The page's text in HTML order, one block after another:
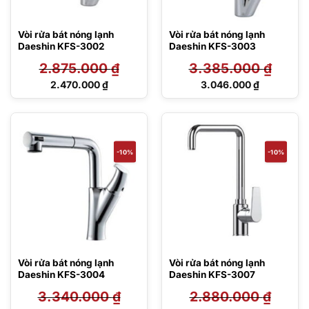
Vòi rửa bát nóng lạnh
Daeshin KFS-3002
2.875.000₫
Giá
2.875.000 ₫.
2.470.000₫
Giá
2.470.000 ₫.
Vòi rửa bát nóng lạnh
Daeshin KFS-3003
3.385.000₫
Giá
3.385.000 ₫.
3.046.000₫
Giá
là:
3.046.000 ₫.
-10%
Vòi rửa bát nóng lạnh
Daeshin KFS-3004
3.340.000₫
-10%
Vòi rửa bát nóng lạnh
Daeshin KFS-3007
2.880.000₫